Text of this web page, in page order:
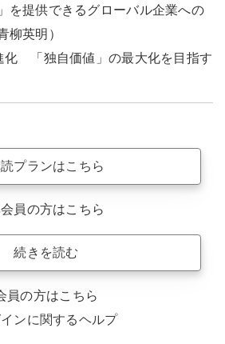
を提供できるグローバル企業への
柳英明）
化 「独自価値」の最大化を目指す
プランはこちら
員の方はこちら
続きを読む
員の方はこちら
ンに関するヘルプ